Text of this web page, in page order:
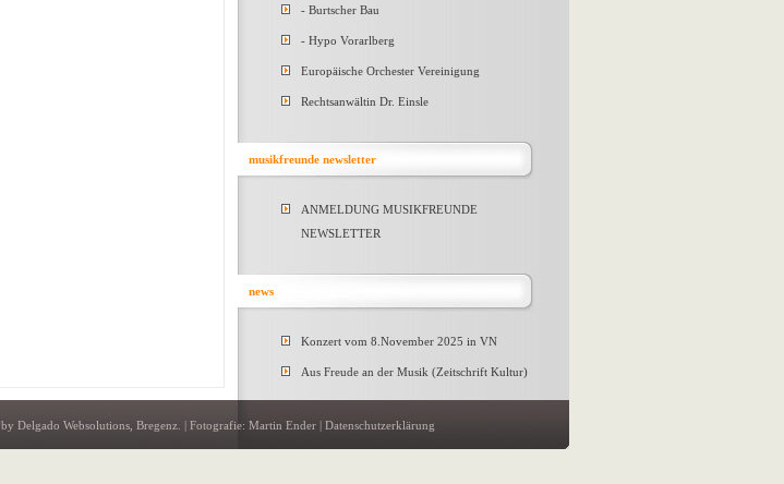
- Burtscher Bau
- Hypo Vorarlberg
Europäische Orchester Vereinigung
Rechtsanwältin Dr. Einsle
musikfreunde newsletter
ANMELDUNG MUSIKFREUNDE
NEWSLETTER
news
Konzert vom 8.November 2025 in VN
Aus Freude an der Musik (Zeitschrift Kultur)
by Delgado Websolutions, Bregenz. | Fotografie: Martin Ender | Datenschutzerklärung